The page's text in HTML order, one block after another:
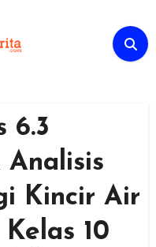
6.3
Analisis
Kincir Air
10